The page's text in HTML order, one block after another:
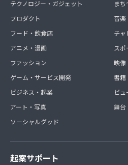
テクノロジー・ガジェット
プロダクト
フード・飲食店
アニメ・漫画
ファッション
ゲーム・サービス開発
ビジネス・起業
アート・写真
ソーシャルグッド
ま
音楽
チャ
スポ
映像
書籍
ビ
舞台
起案サポート